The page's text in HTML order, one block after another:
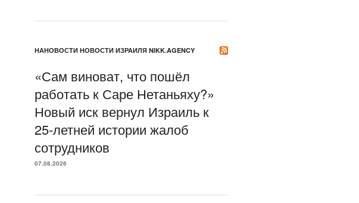
НАНОВОСТИ НОВОСТИ ИЗРАИЛЯ NIKK.AGENCY
«Сам виноват, что пошёл
работать к Саре Нетаньяху?»
Новый иск вернул Израиль к
25-летней истории жалоб
сотрудников
07.08.2026